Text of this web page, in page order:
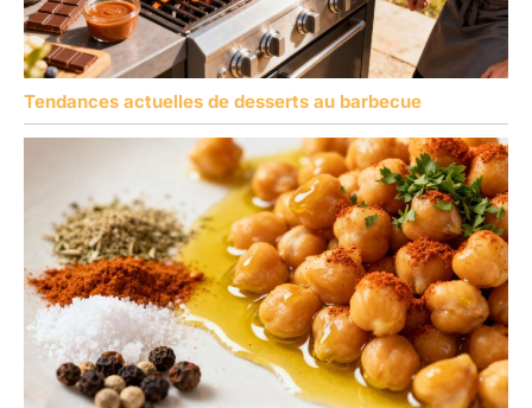
Tendances actuelles de desserts au barbecue